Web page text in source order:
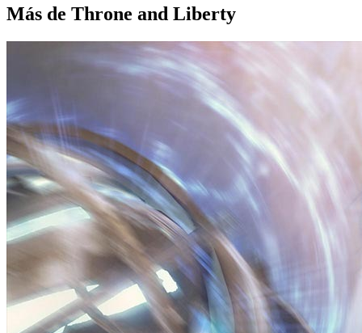
Más de Throne and Liberty